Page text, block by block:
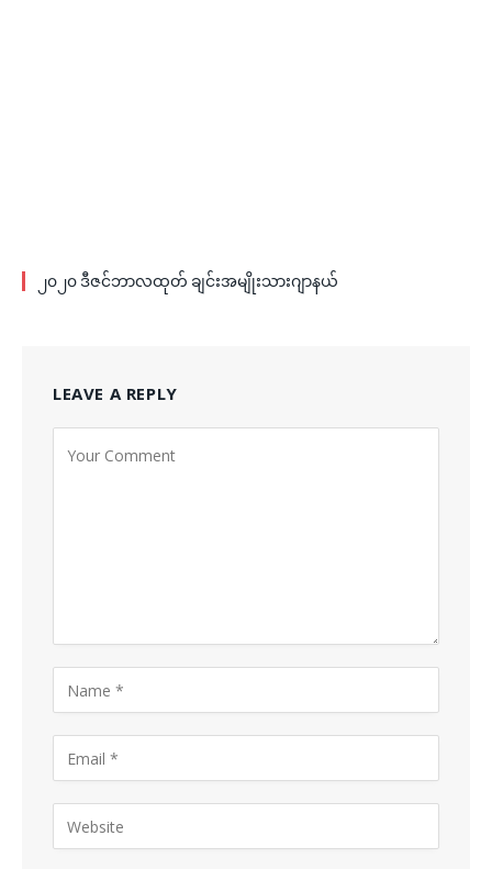
၂၀၂၀ ဒီဇင်ဘာလထုတ် ချင်းအမျိုးသားဂျာနယ်
LEAVE A REPLY